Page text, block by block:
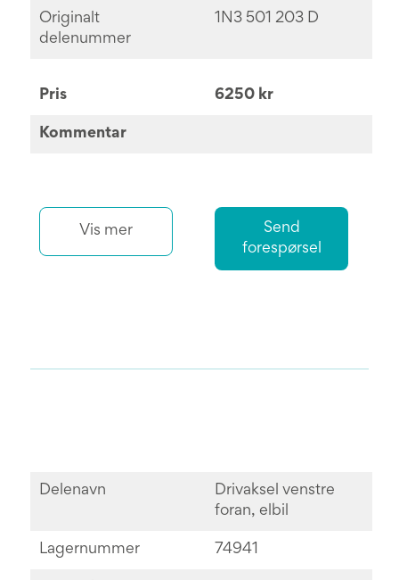
Originalt
delenummer
1N3 501 203 D
Pris 6250 kr
Kommentar
Vis mer
Send
forespørsel
Delenavn
Drivaksel venstre
foran, elbil
Lagernummer 74941